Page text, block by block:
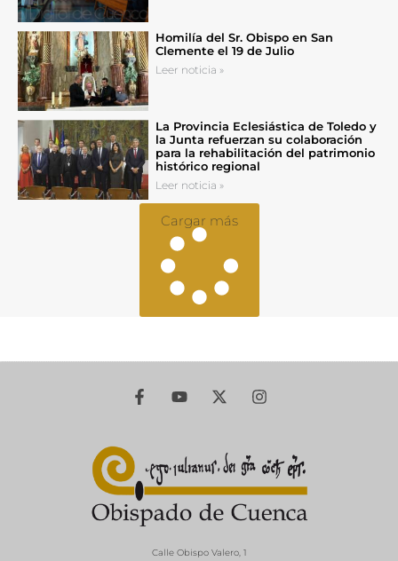
Homilía del Sr. Obispo en San
Clemente el 19 de Julio
Leer noticia »
La Provincia Eclesiástica de Toledo y
la Junta refuerzan su colaboración
para la rehabilitación del patrimonio
histórico regional
Leer noticia »
Cargar más
Calle Obispo Valero, 1